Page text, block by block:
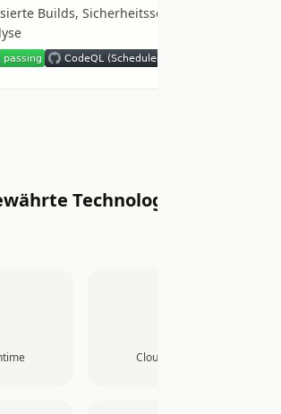
Builds, Sicherheitsscans &
Technologie
Cloud-nativ, schnell